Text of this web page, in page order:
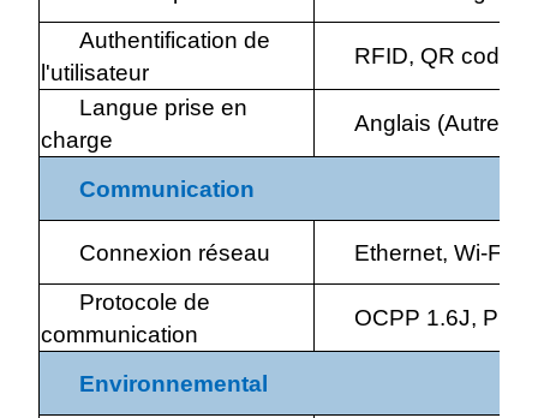
Authentification de
l'utilisateur
RFID, QR code,
Langue prise en
charge
Anglais (Autres
Communication
Connexion réseau
Ethernet, Wi-Fi
Protocole de
communication
OCPP 1.6J,
Environnemental